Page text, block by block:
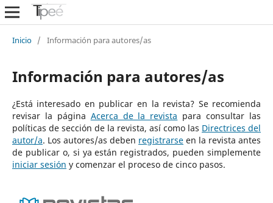
Inicio / Información para autores/as
Información para autores/as
¿Está interesado en publicar en la revista? Se recomienda
revisar la página Acerca de la revista para consultar las
políticas de sección de la revista, así como las Directrices del
autor/a. Los autores/as deben registrarse en la revista antes
de publicar o, si ya están registrados, pueden simplemente
iniciar sesión y comenzar el proceso de cinco pasos.